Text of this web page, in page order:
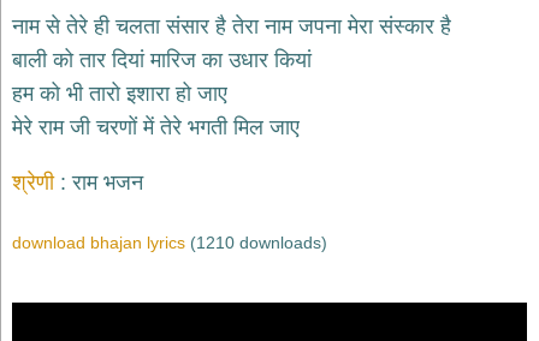
भजन
jain
bhajans
भजन
bhajans
भजन
नाम से तेरे ही चलता संसार है तेरा नाम जपना मेरा संस्कार है
बाली को तार दियां मारिज का उधार कियां
हम को भी तारो इशारा हो जाए
मेरे राम जी चरणों में तेरे भगती मिल जाए
श्रेणी राम भजन
download bhajan lyrics (1210 downloads)